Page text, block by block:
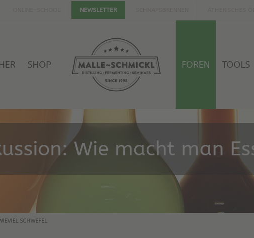
NEWSLETTER
SHOP FOREN TOOLS
Wie macht man
SCHWEFEL